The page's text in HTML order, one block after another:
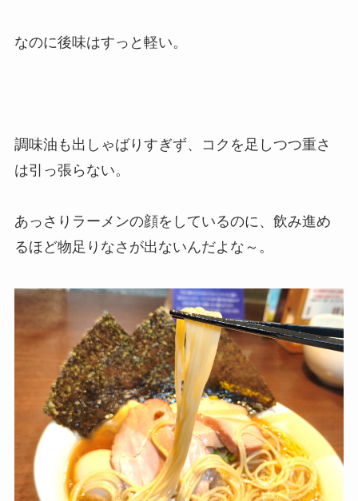
なのに後味はすっと軽い。
調味油も出しゃばりすぎず、コクを足しつつ重さ
は引っ張らない。
あっさりラーメンの顔をしているのに、飲み進め
るほど物足りなさが出ないんだよな～。